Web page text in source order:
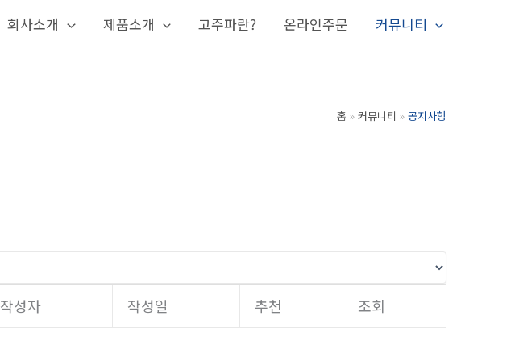
회사소개 제품소개 고주파란? 온라인주문 커뮤니티
홈 커뮤니티 공지사항
작성자 작성일 추천 조회